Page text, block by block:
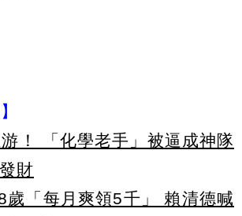
！ 「化學老手」被逼成神隊
財
歲「每月爽領5千」 賴清德喊